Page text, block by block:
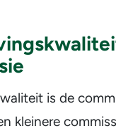
is de
kleinere